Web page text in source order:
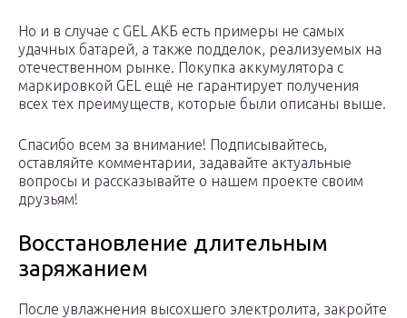
Но и в случае с GEL АКБ есть примеры не самых
удачных батарей, а также подделок, реализуемых на
отечественном рынке. Покупка аккумулятора с
маркировкой GEL ещё не гарантирует получения
всех тех преимуществ, которые были описаны выше.
Спасибо всем за внимание! Подписывайтесь,
оставляйте комментарии, задавайте актуальные
вопросы и рассказывайте о нашем проекте своим
друзьям!
Восстановление длительным
заряжанием
После увлажнения высохшего электролита, закройте